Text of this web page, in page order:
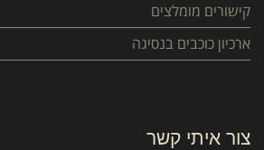
קישורים מומלצים
ארכיון כוכבים בנסיגה
צור איתי קשר